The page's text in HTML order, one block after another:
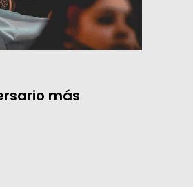
más